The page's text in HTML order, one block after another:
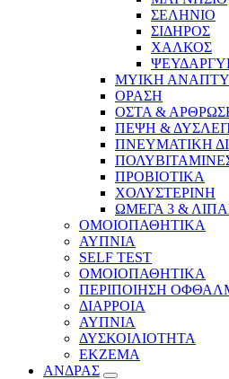
ΣΕΛΗΝΙΟ
ΣΙΔΗΡΟΣ
ΧΑΛΚΟΣ
ΜΥΙΚΗ
ΟΡΑΣΗ
ΟΣΤΑ &
ΠΕΨΗ &
ΠΝΕΥΜΑΤΙΚΗ
ΠΡΟΒΙΟΤΙΚΑ
ΧΟΛΥΣΤΕΡΙΝΗ
ΩΜΕΓΑ 3 &
ΟΜΟΙΟΠΑΘΗΤΙΚΑ
ΑΥΠΝΙΑ
SELF TEST
ΟΜΟΙΟΠΑΘΗΤΙΚΑ
ΠΕΡΙΠΟΙΗΣΗ
ΔΙΑΡΡΟΙΑ
ΑΥΠΝΙΑ
ΔΥΣΚΟΙΛΙΟΤΗΤΑ
ΕΚΖΕΜΑ
ΑΝΔΡΑΣ